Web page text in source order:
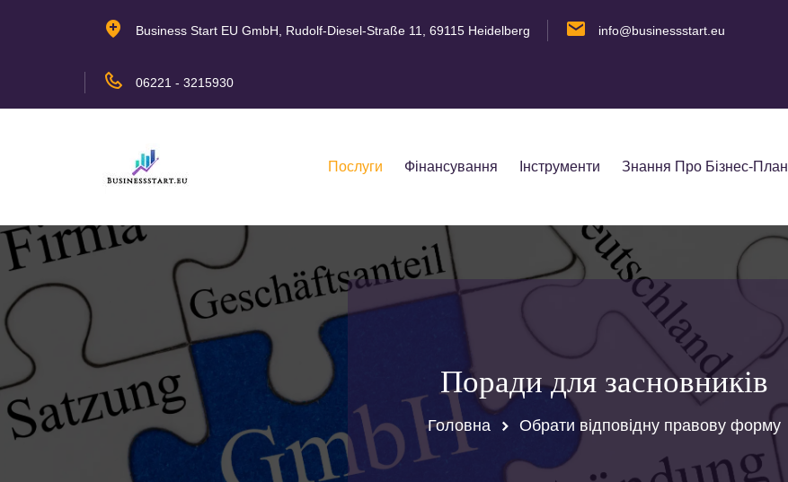
Business Start EU GmbH, Rudolf-Diesel-Straße 11, 69115 Heidelberg info@businessstart.eu
06221 - 3215930
Послуги Фінансування Інструменти Знання Про Бізнес-План
Поради для засновників
Головна Обрати відповідну правову форму